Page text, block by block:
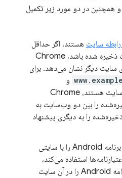
و همچنین در دو مورد زیر تکمیل
سایت هستند، اگر حداقل
یک اعتبارنامه در یک سایت ذخیره شده باشد، Chrome
سایت دیگر نشان می‌دهد. برای
و
یک سایت هستند، Chrome
را بین دو وب‌سایت به
را به دیگری پیشنهاد
وقتی یک برنامه‌نویس یک برنامه Android را با سایتی
استفاده می‌کند،
Chrome می‌تواند اعتبارنامه Android را در آن سایت